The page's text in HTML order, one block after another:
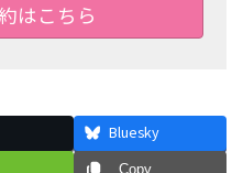
はこちら
Bluesky
Copy